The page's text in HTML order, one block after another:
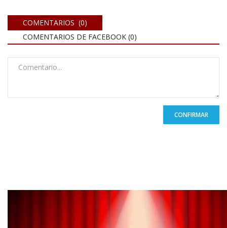
COMENTARIOS (0)
COMENTARIOS DE FACEBOOK (0)
CONFIRMAR